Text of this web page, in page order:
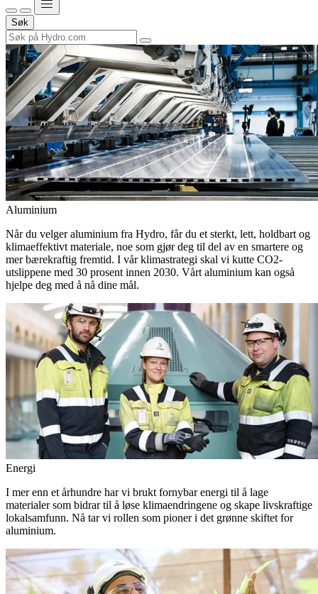
Søk
Aluminium
Når du velger aluminium fra Hydro, får du et sterkt, lett, holdbart og
klimaeffektivt materiale, noe som gjør deg til del av en smartere og
mer bærekraftig fremtid. I vår klimastrategi skal vi kutte CO2-
utslippene med 30 prosent innen 2030. Vårt aluminium kan også
hjelpe deg med å nå dine mål.
Energi
I mer enn et århundre har vi brukt fornybar energi til å lage
materialer som bidrar til å løse klimaendringene og skape livskraftige
lokalsamfunn. Nå tar vi rollen som pioner i det grønne skiftet for
aluminium.